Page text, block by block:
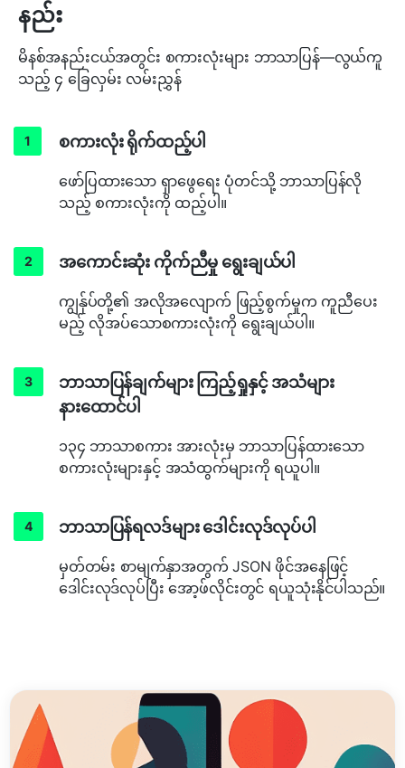
နည်း
မိနစ်အနည်းငယ်အတွင်း စကားလုံးများ ဘာသာပြန်—လွယ်ကူ
သည့် ၄ ခြေလှမ်း လမ်းညွှန်
စကားလုံး ရိုက်ထည့်ပါ
ဖော်ပြထားသော ရှာဖွေရေး ပုံတင်သို့ ဘာသာပြန်လို
သည့် စကားလုံးကို ထည့်ပါ။
အကောင်းဆုံး ကိုက်ညီမှု ရွေးချယ်ပါ
ကျွန်ုပ်တို့၏ အလိုအလျောက် ဖြည့်စွက်မှုက ကူညီပေး
မည့် လိုအပ်သောစကားလုံးကို ရွေးချယ်ပါ။
ဘာသာပြန်ချက်များ ကြည့်ရှုနှင့် အသံများ
နားထောင်ပါ
၁၃၄ ဘာသာစကား အားလုံးမှ ဘာသာပြန်ထားသော
စကားလုံးများနှင့် အသံထွက်များကို ရယူပါ။
ဘာသာပြန်ရလဒ်များ ဒေါင်းလုဒ်လုပ်ပါ
မှတ်တမ်း စာမျက်နှာအတွက် JSON ဖိုင်အနေဖြင့်
ဒေါင်းလုဒ်လုပ်ပြီး အော့ဖ်လိုင်းတွင် ရယူသုံးနိုင်ပါသည်။